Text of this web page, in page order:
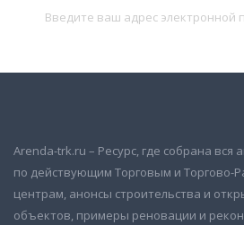
Arenda-trk.ru – Ресурс, где собрана вся
по действующим Торговым и Торгово-
центрам, анонсы строительства и
объектов, примеры реновации и